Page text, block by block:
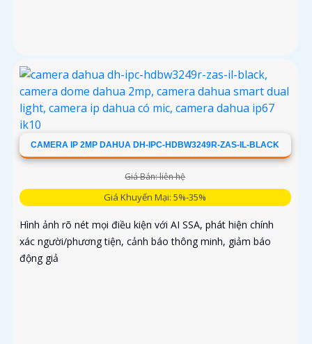
CAMERA IP 2MP DAHUA DH-IPC-HDBW3249R-ZAS-IL-BLACK
Giá Bán: liên hệ
Giá Khuyến Mại: 5%-35%
Hình ảnh rõ nét mọi điều kiện với AI SSA, phát hiện chính
xác người/phương tiện, cảnh báo thông minh, giảm báo
động giả